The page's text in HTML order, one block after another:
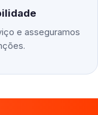
e asseguramos